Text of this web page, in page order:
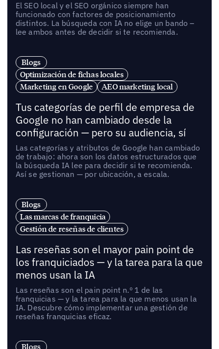
El SEO local y el SEO orgánico siempre han
funcionado con factores de posicionamiento
distintos. La búsqueda con IA no elige un bando –
lee ambos antes de decidir si te recomienda.
Blogs
Optimización de fichas locales
Marketing en Google
AEO marketing local
Tus categorías de perfil de empresa de
Google no han cambiado desde la
configuración — pero su audiencia, sí
Las categorías y atributos de Google han cambiado
de trabajo: ahora son los datos estructurados que
la búsqueda IA lee para decidir si te recomienda.
Así se gestionan — por ubicación, a escala.
Blogs
Las marcas de franquicia
Gestión de reseñas de clientes
Las reseñas son el mayor pain point de
los franquiciados — y la tarea para la que
menos usan la IA
Las reseñas son el pain point n.º 1 de las
franquicias — y la tarea para la que menos usan la
IA. Descubre cómo implementar una gestión de
reseñas franquicias eficaz.
Blogs